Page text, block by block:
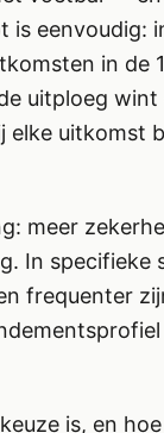
is eenvoudig:
in de
uitploeg wint
uitkomst
meer
In
frequenter
is, en